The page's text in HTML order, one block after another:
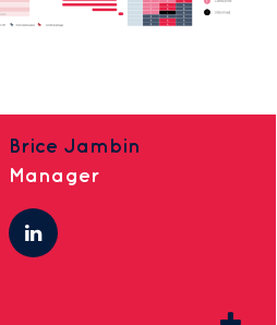
Brice Jambin
Manager